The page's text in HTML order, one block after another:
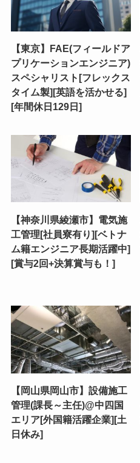
【東京】FAE(フィールドア
プリケーションエンジニア)
スペシャリスト[フレックス
タイム製][英語を活かせる]
[年間休日129日]
【神奈川県綾瀬市】電気施
工管理[社員寮有り][ベトナ
ム籍エンジニア長期活躍中]
[賞与2回+決算賞与も！]
【岡山県岡山市】設備施工
管理(課長～主任)@中四国
エリア[外国籍活躍企業][土
日休み]